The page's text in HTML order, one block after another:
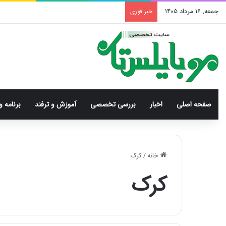
جمعه, 16 مرداد 1405 خبر فوری
صفحه اصلی اخبار بررسی‌ تخصصی آموزش و ترفند برنامه
خانه/کرک
کرک